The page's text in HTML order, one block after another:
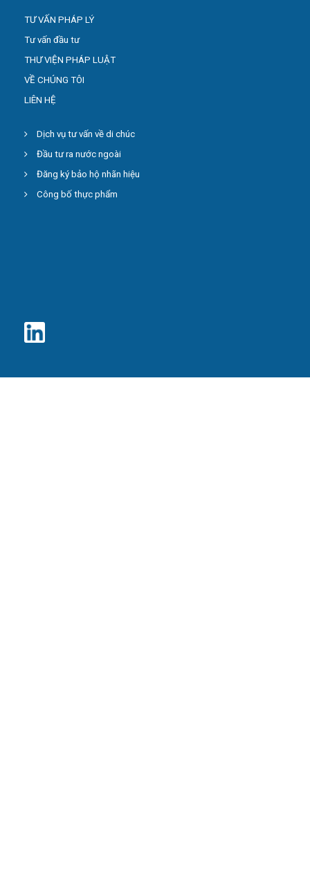
TƯ VẤN PHÁP LÝ
Tư vấn đầu tư
THƯ VIỆN PHÁP LUẬT
VỀ CHÚNG TÔI
LIÊN HỆ
Dịch vụ tư vấn về di chúc
Đầu tư ra nước ngoài
Đăng ký bảo hộ nhãn hiệu
Công bố thực phẩm